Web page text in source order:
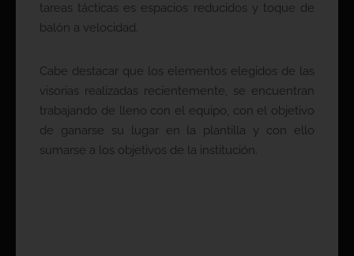
tareas tácticas es espacios reducidos y toque de
balón a velocidad.
Cabe destacar que los elementos elegidos de las
visorias realizadas recientemente, se encuentran
trabajando de lleno con el equipo, con el objetivo
de ganarse su lugar en la plantilla y con ello
sumarse a los objetivos de la institución.